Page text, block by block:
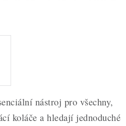
Moje objednávkanástroj pro všechny,
koláče a hledají jednoduché